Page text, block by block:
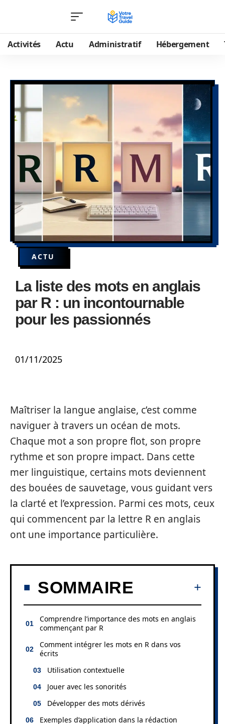
Activités Actu Administratif Hébergement
ACTU
La liste des mots en anglais
par R : un incontournable
pour les passionnés
01/11/2025
Maîtriser la langue anglaise, c’est comme
naviguer à travers un océan de mots.
Chaque mot a son propre flot, son propre
rythme et son propre impact. Dans cette
mer linguistique, certains mots deviennent
des bouées de sauvetage, vous guidant vers
la clarté et l’expression. Parmi ces mots, ceux
qui commencent par la lettre R en anglais
ont une importance particulière.
SOMMAIRE
Comprendre l’importance des mots en anglais
commençant par R
Comment intégrer les mots en R dans vos
écrits
Utilisation contextuelle
Jouer avec les sonorités
Développer des mots dérivés
Exemples d’application dans la rédaction